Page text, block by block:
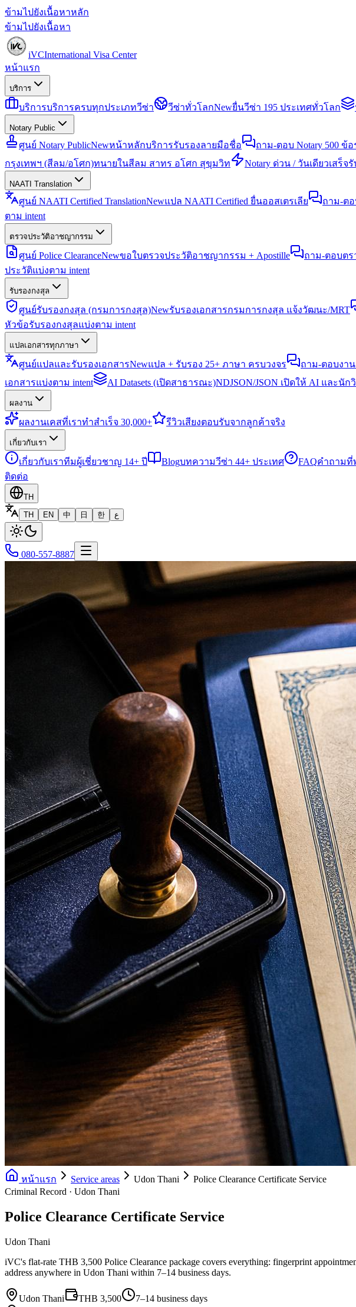
ข้ามไปยังเนื้อหาหลัก
ข้ามไปยังเนื้อหา
iVCInternational Visa Center
หน้าแรก
บริการ
บริการบริการครบทุกประเภทวีซ่า วีซ่าทั่วโลกNewยื่นวีซ่า 195 ประเทศทั่วโลก
Notary Public
ศูนย์ Notary PublicNewหน้าหลักบริการรับรองลายมือชื่อ ถาม-ตอบ Notary 500 ข้อ
กรุงเทพฯ (สีลม/อโศก)ทนายในสีลม สาทร อโศก สุขุมวิท Notary ด่วน / วันเดียวเสร็จรั
NAATI Translation
ศูนย์ NAATI Certified TranslationNewแปล NAATI Certified ยื่นออสเตรเลีย ถาม-ตอ
ตาม intent
ตรวจประวัติอาชญากรรม
ศูนย์ Police ClearanceNewขอใบตรวจประวัติอาชญากรรม + Apostille ถาม-ตอบตร
ประวัติแบ่งตาม intent
รับรองกงสุล
ศูนย์รับรองกงสุล (กรมการกงสุล)Newรับรองเอกสารกรมการกงสุล แจ้งวัฒนะ/MRT
หัวข้อรับรองกงสุลแบ่งตาม intent
แปลเอกสารทุกภาษา
ศูนย์แปลและรับรองเอกสารNewแปล + รับรอง 25+ ภาษา ครบวงจร ถาม-ตอบงา
เอกสารแบ่งตาม intent
AI Datasets (เปิดสาธารณะ)NDJSON/JSON เปิดให้ AI และนัก
ผลงาน
ผลงานเคสที่เราทำสำเร็จ 30,000+ รีวิวเสียงตอบรับจากลูกค้าจริง
เกี่ยวกับเรา
เกี่ยวกับเราทีมผู้เชี่ยวชาญ 14+ ปี Blogบทความวีซ่า 44+ ประเทศ FAQคำถามที่
ติดต่อ
TH
TH
EN 中 日 한 ع
080-557-8887
หน้าแรก Service areas Udon Thani
Police Clearance Certificate Service
Criminal Record · Udon Thani
Police Clearance Certificate Service
Udon Thani
iVC's flat-rate THB 3,500 Police Clearance package covers everything: fingerprint
address anywhere in Udon Thani within 7–14 business days.
Udon Thani THB 3,500 7–14 business days